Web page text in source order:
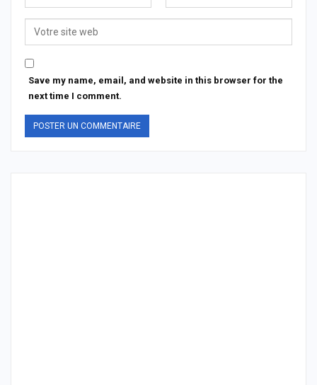
Save my name, email, and website in this browser for the
next time I comment.